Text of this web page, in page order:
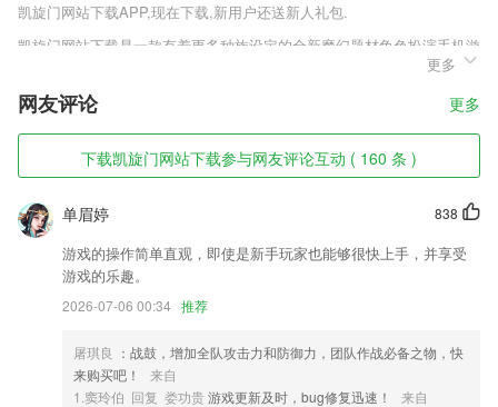
凯旋门网站下载APP,现在下载,新用户还送新人礼包.
凯旋门网站下载是一款有着更多种族设定的全新魔幻题材角色扮演手机游
戏，所有的种族分为秩序阵营和毁灭阵营，你可以通过选择其中一个种族
来开始最激烈的冒险。魔魂大陆的历史有着上万年，不同的种族在这里繁
衍发展，你将体验最为宏伟的异世界编年史。
凯旋门网站下载软件特色
1,身错题本，按照考点分类整理，巩固复习不落下。
2,UI界面:最优质的小说使用界面,让你眼前一亮
3,智能到期续卡提醒、生日关怀，掌握会员出勤状况。轻松维护老会员，
提高留存率。
4,同时也包含了小小的创作游戏。最后在学习完知识点后，通过小小的乐
5,通过足疗、对症推拿、辩证艾灸，辅以刮痧、拔罐、热敷药包等调理方
法，对身体疼痛部位施术，达到通经活络、对症祛痛的效果。
更多
网友评论 更多
下载凯旋门网站下载参与网友评论互动 ( 160 条 )
838
单眉婷
游戏的操作简单直观，即使是新手玩家也能够很快上手，并享受
游戏的乐趣。
2026-07-06 00:34 推荐
屠琪良 ：战鼓，增加全队攻击力和防御力，团队作战必备之物，快
来购买吧！
来自
1.窦玲伯 回复 娄功贵游戏更新及时，bug修复迅速！
来自